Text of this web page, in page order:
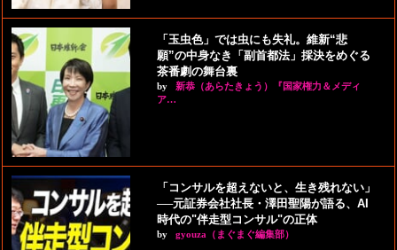
「玉虫色」では虫にも失礼。維新“悲
願”の中身なき「副首都法」採決をめぐる
茶番劇の舞台裏
by
新恭（あらたきょう）『国家権力＆メディ
ア…
「コンサルを超えないと、生き残れない」
──元証券会社社長・澤田聖陽が語る、AI
時代の"伴走型コンサル"の正体
by gyouza（まぐまぐ編集部）